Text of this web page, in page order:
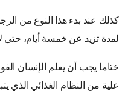
كذلك عند بدء هذا النوع من
لمدة تزيد عن خمسة أيام، حتى
ختاما يجب أن يعلم الإنسان
علية من النظام الغذائي الذي